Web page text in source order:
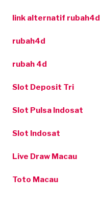
link alternatif rubah4d
rubah4d
rubah 4d
Slot Deposit Tri
Slot Pulsa Indosat
Slot Indosat
Live Draw Macau
Toto Macau